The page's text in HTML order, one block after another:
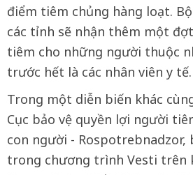
điểm tiêm chủng hàng loạt.
các tỉnh sẽ nhận thêm một
tiêm cho những người thuộc
trước hết là các nhân viên y tế.
Trong một diễn biến khác
Cục bảo vệ quyền lợi người
con người - Rospotrebnadzor,
trong chương trình Vesti trên